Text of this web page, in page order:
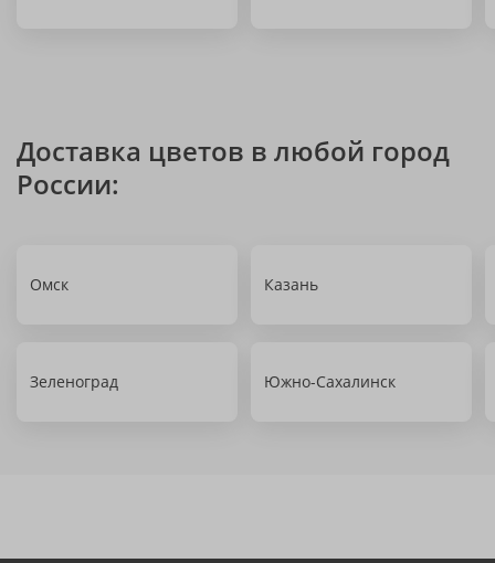
Доставка цветов в любой город
России:
Омск Казань
Зеленоград Южно-Сахалинск